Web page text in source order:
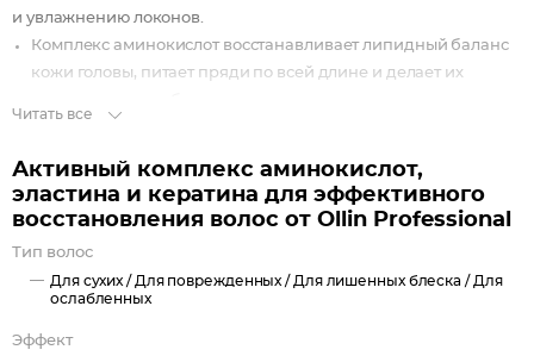
и увлажнению локонов.
Комплекс аминокислот восстанавливает липидный баланс
кожи головы, питает пряди по всей длине и делает их
позволяет им быстрее восстановиться после химического
эластичными, сильными и гладкими.
снимает раздражение и сухость кожи головы.
Читать все
Активный комплекс аминокислот,
эластина и кератина для эффективного
восстановления волос от Ollin Professional
Тип волос
Для сухих / Для поврежденных / Для лишенных блеска / Для
ослабленных
Эффект